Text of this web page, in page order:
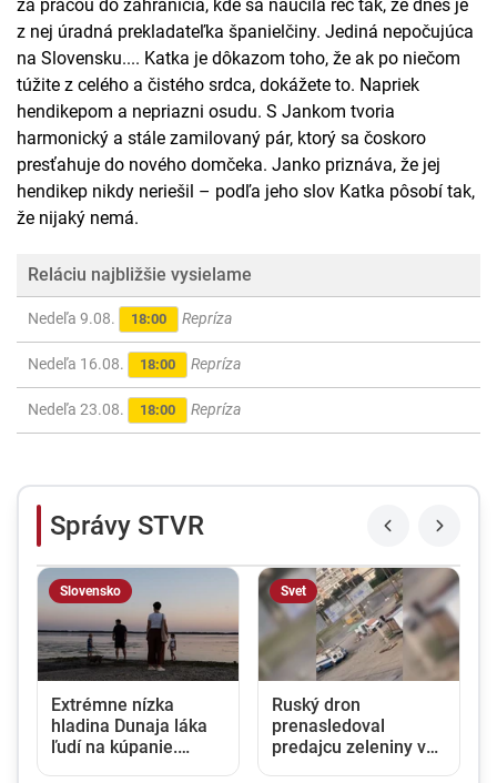
za prácou do zahraničia, kde sa naučila reč tak, že dnes je
z nej úradná prekladateľka španielčiny. Jediná nepočujúca
na Slovensku.... Katka je dôkazom toho, že ak po niečom
túžite z celého a čistého srdca, dokážete to. Napriek
hendikepom a nepriazni osudu. S Jankom tvoria
harmonický a stále zamilovaný pár, ktorý sa čoskoro
presťahuje do nového domčeka. Janko priznáva, že jej
hendikep nikdy neriešil – podľa jeho slov Katka pôsobí tak,
že nijaký nemá.
Reláciu najbližšie vysielame
Nedeľa 9.08. 18:00 Repríza
Nedeľa 16.08. 18:00 Repríza
Nedeľa 23.08. 18:00 Repríza
Správy STVR
Slovensko
Extrémne nízka
hladina Dunaja láka
ľudí na kúpanie.
Svet
Ruský dron
prenasledoval
predajcu zeleniny v